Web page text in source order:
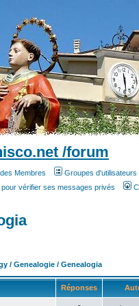
/forum
Membres Groupes d'utilisateurs
vérifier ses messages privés
/ Genealogie / Genealogia
Réponses